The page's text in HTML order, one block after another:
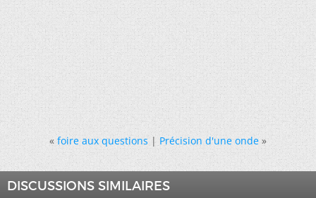
« foire aux questions|Précision d'une onde »
DISCUSSIONS SIMILAIRES